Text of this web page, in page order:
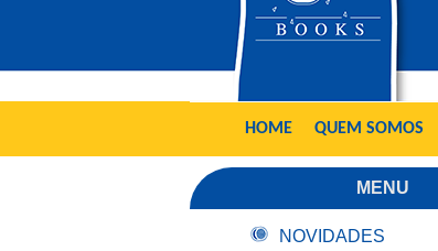
HOME QUEM SOMOS
MENU
NOVIDADES